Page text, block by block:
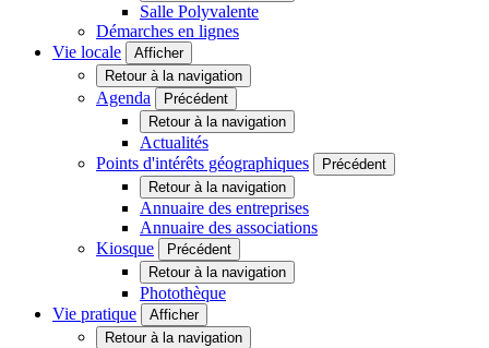
Salle Polyvalente
Démarches en lignes
Vie locale
Afficher
Retour à la navigation
Agenda
Précédent
Retour à la navigation
Actualités
Points d'intérêts géographiques
Précédent
Retour à la navigation
Annuaire des entreprises
Annuaire des associations
Kiosque
Précédent
Retour à la navigation
Photothèque
Vie pratique
Afficher
Retour à la navigation